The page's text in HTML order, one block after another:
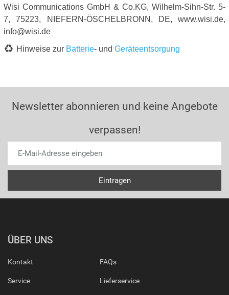
Wisi Communications GmbH & Co.KG, Wilhelm-Sihn-Str. 5-
7, 75223, NIEFERN-ÖSCHELBRONN, DE, www.wisi.de,
info@wisi.de
Hinweise zur Batterie- und Geräteentsorgung
Newsletter abonnieren und keine Angebote
verpassen!
ÜBER UNS
Kontakt
Service
FAQs
Lieferservice